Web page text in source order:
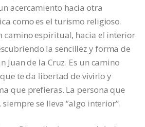
acercamiento hacia otra
como es el turismo religioso.
camino espiritual, hacia el interior
la sencillez y forma de
Juan de la Cruz. Es un camino
te da libertad de vivirlo y
que prefieras. La persona que
se lleva “algo interior”.